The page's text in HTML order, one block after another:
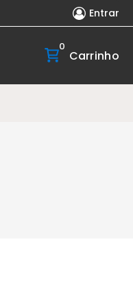
Entrar
0
Carrinho